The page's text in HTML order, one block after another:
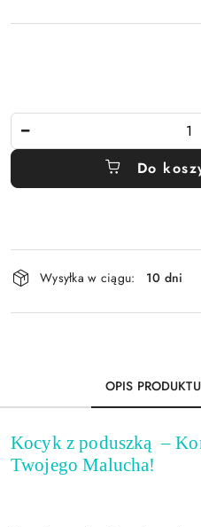
Do
Dostępność
i
dostawa
Wysyłka w ciągu: 10 dni
OPIS PRODUKTU
Kocyk z poduszką –
Twojego Malucha!